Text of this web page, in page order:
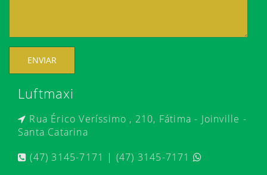
ENVIAR
Luftmaxi
Rua Érico Veríssimo , 210, Fátima - Joinville -
Santa Catarina
(47) 3145-7171 | (47) 3145-7171